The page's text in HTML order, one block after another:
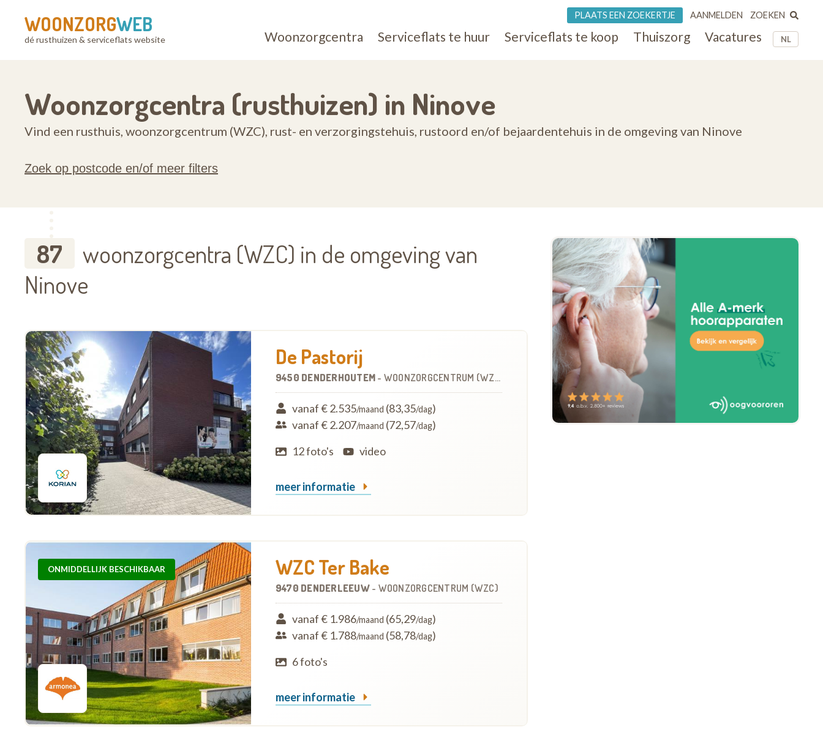
WOONZORGWEB
dé rusthuizen & serviceflats website NL
Woonzorgcentra Serviceflats te huur Serviceflats te koop Thuiszorg Vacatures
PLAATS EEN ZOEKERTJE AANMELDEN ZOEKEN
Woonzorgcentra (rusthuizen) in Ninove
Vind een rusthuis, woonzorgcentrum (WZC), rust- en verzorgingstehuis, rustoord en/of bejaardentehuis in de omgeving van Ninove
Zoek op postcode en/of meer filters
87
woonzorgcentra (WZC) in de omgeving van
Ninove
De Pastorij
9450 DENDERHOUTEM - WOONZORGCENTRUM (WZC)
vanaf € 2.535/maand (83,35/dag)
vanaf € 2.207/maand (72,57/dag)
12 foto's
video
meer informatie
ONMIDDELLIJK BESCHIKBAAR WZC Ter Bake
9470 DENDERLEEUW - WOONZORGCENTRUM (WZC)
vanaf € 1.986/maand (65,29/dag)
vanaf € 1.788/maand (58,78/dag)
6 foto's
meer informatie